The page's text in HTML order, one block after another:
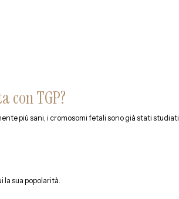
con TGP?
più sani, i cromosomi fetali sono già stati studiati
la sua popolarità.